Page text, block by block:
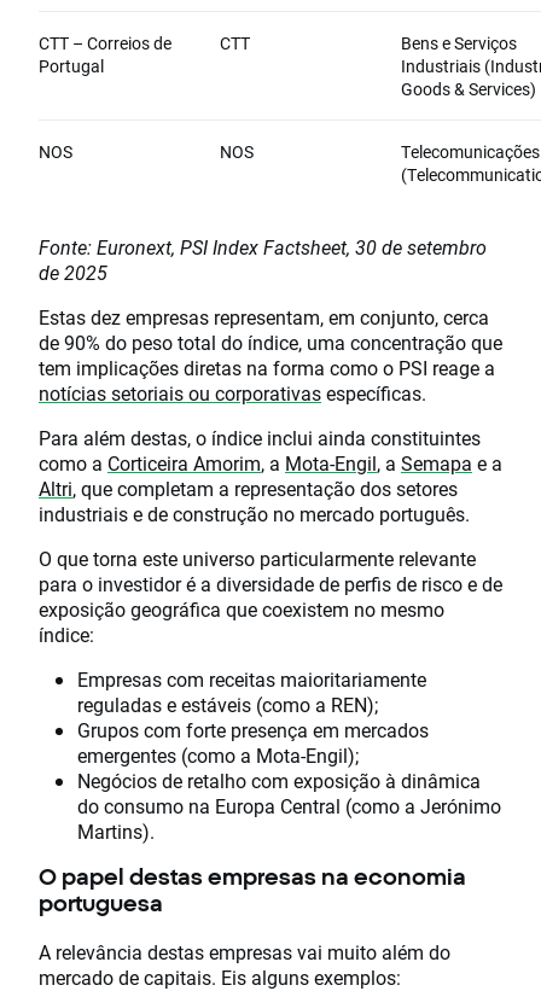
CTT – Correios de
Portugal
CTT
Bens e Serviços
Industriais
Goods & Services)
NOS NOS
Telecomunicações
Fonte: Euronext, PSI Index Factsheet, 30 de setembro
de 2025
Estas dez empresas representam, em conjunto, cerca
de 90% do peso total do índice, uma concentração que
tem implicações diretas na forma como o PSI reage a
notícias setoriais ou corporativasespecíficas.
Para além destas, o índice inclui ainda constituintes
como a Corticeira Amorim, a Mota-Engil, a Semapa e a
Altri, que completam a representação dos setores
industriais e de construção no mercado português.
O que torna este universo particularmente relevante
para o investidor é a diversidade de perfis de risco e de
exposição geográfica que coexistem no mesmo
índice:
Empresas com receitas maioritariamente
reguladas e estáveis (como a REN);
Grupos com forte presença em mercados
emergentes (como a Mota-Engil);
Negócios de retalho com exposição à dinâmica
do consumo na Europa Central (como a Jerónimo
Martins).
O papel destas empresas na economia
portuguesa
A relevância destas empresas vai muito além do
mercado de capitais. Eis alguns exemplos: